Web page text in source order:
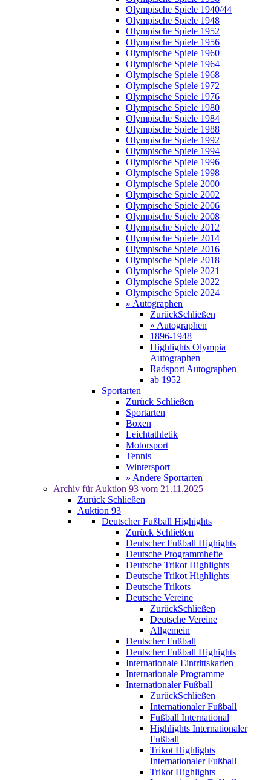
Olympische Spiele 1940/44
Olympische Spiele 1948
Olympische Spiele 1952
Olympische Spiele 1956
Olympische Spiele 1960
Olympische Spiele 1964
Olympische Spiele 1968
Olympische Spiele 1972
Olympische Spiele 1976
Olympische Spiele 1980
Olympische Spiele 1984
Olympische Spiele 1988
Olympische Spiele 1992
Olympische Spiele 1994
Olympische Spiele 1996
Olympische Spiele 1998
Olympische Spiele 2000
Olympische Spiele 2002
Olympische Spiele 2006
Olympische Spiele 2008
Olympische Spiele 2012
Olympische Spiele 2014
Olympische Spiele 2016
Olympische Spiele 2018
Olympische Spiele 2021
Olympische Spiele 2022
Olympische Spiele 2024
» Autographen
ZurückSchließen
» Autographen
1896-1948
Highlights Olympia
Autographen
Radsport Autographen
ab 1952
Sportarten
Zurück Schließen
Sportarten
Boxen
Leichtathletik
Motorsport
Tennis
Wintersport
» Andere Sportarten
Archiv für Auktion 93 vom 21.11.2025
Zurück Schließen
Auktion 93
Deutscher Fußball Highights
Zurück Schließen
Deutscher Fußball Highights
Deutsche Programmhefte
Deutsche Trikot Highlights
Deutsche Trikot Highlights
Deutsche Trikots
Deutsche Vereine
ZurückSchließen
Deutsche Vereine
Allgemein
Deutscher Fußball
Deutscher Fußball Highights
Internationale Eintrittskarten
Internationale Programme
Internationaler Fußball
ZurückSchließen
Internationaler Fußball
Fußball International
Highlights Internationaler
Fußball
Trikot Highlights
Internationaler Fußball
Trikot Highlights